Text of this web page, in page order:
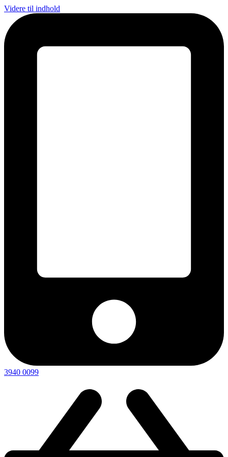
Videre til indhold
3940 0099